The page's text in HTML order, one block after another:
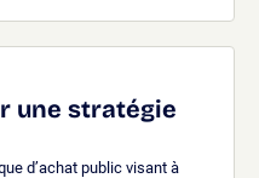
une stratégie
d’achat public visant à